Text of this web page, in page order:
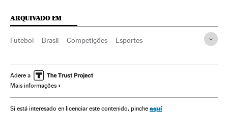
ARQUIVADO EM
Futebol Brasil Competições Esportes
Trofeo Joan Gamper Chapecoense
Amigáveis futebol
Partidos amistosos
Adere a
Mais informações
Si está interesado en licenciar este contenido, pinche aquí